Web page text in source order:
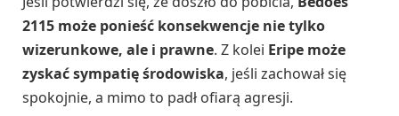
2115 może ponieść konsekwencje nie tylko
wizerunkowe, ale i prawne. Z kolei Eripe może
zyskać sympatię środowiska, jeśli zachował się
spokojnie, a mimo to padł ofiarą agresji.